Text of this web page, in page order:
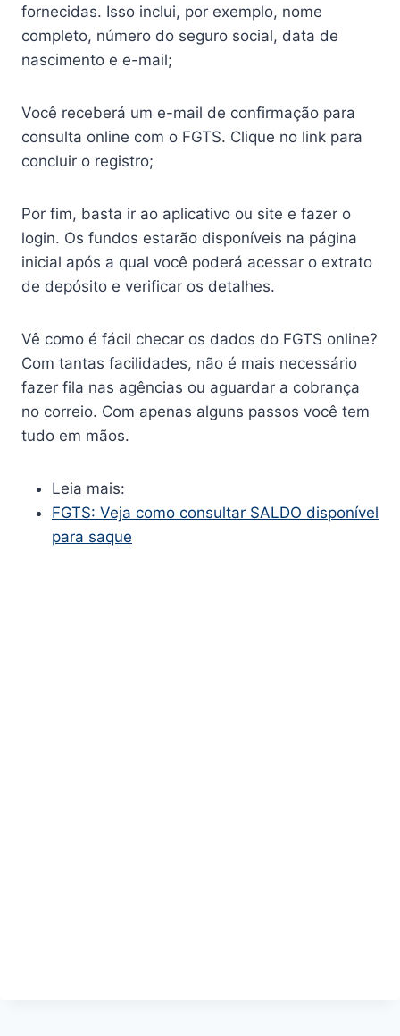
fornecidas. Isso inclui, por exemplo, nome
completo, número do seguro social, data de
nascimento e e-mail;
Você receberá um e-mail de confirmação para
consulta online com o FGTS. Clique no link para
concluir o registro;
Por fim, basta ir ao aplicativo ou site e fazer o
login. Os fundos estarão disponíveis na página
inicial após a qual você poderá acessar o extrato
de depósito e verificar os detalhes.
Vê como é fácil checar os dados do FGTS online?
Com tantas facilidades, não é mais necessário
fazer fila nas agências ou aguardar a cobrança
no correio. Com apenas alguns passos você tem
tudo em mãos.
Leia mais:
FGTS: Veja como consultar SALDO disponível
para saque